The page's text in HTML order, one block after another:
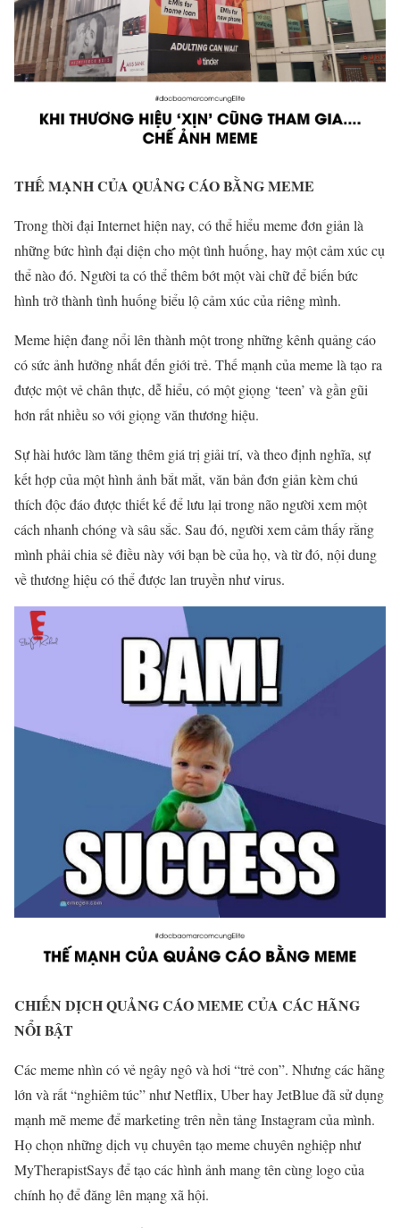
THẾ MẠNH CỦA QUẢNG CÁO BẰNG MEME
Trong thời đại Internet hiện nay, có thể hiểu meme đơn giản là
những bức hình đại diện cho một tình huống, hay một cảm xúc cụ
thể nào đó. Người ta có thể thêm bớt một vài chữ để biến bức
hình trở thành tình huống biểu lộ cảm xúc của riêng mình.
Meme hiện đang nổi lên thành một trong những kênh quảng cáo
có sức ảnh hưởng nhất đến giới trẻ. Thế mạnh của meme là tạo ra
được một vẻ chân thực, dễ hiểu, có một giọng ‘teen’ và gần gũi
hơn rất nhiều so với giọng văn thương hiệu.
Sự hài hước làm tăng thêm giá trị giải trí, và theo định nghĩa, sự
kết hợp của một hình ảnh bắt mắt, văn bản đơn giản kèm chú
thích độc đáo được thiết kế để lưu lại trong não người xem một
cách nhanh chóng và sâu sắc. Sau đó, người xem cảm thấy rằng
mình phải chia sẻ điều này với bạn bè của họ, và từ đó, nội dung
về thương hiệu có thể được lan truyền như virus.
CHIẾN DỊCH QUẢNG CÁO MEME CỦA CÁC HÃNG
NỔI BẬT
Các meme nhìn có vẻ ngây ngô và hơi “trẻ con”. Nhưng các hãng
lớn và rất “nghiêm túc” như Netflix, Uber hay JetBlue đã sử dụng
mạnh mẽ meme để marketing trên nền tảng Instagram của mình.
Họ chọn những dịch vụ chuyên tạo meme chuyên nghiệp như
MyTherapistSays để tạo các hình ảnh mang tên cùng logo của
chính họ để đăng lên mạng xã hội.